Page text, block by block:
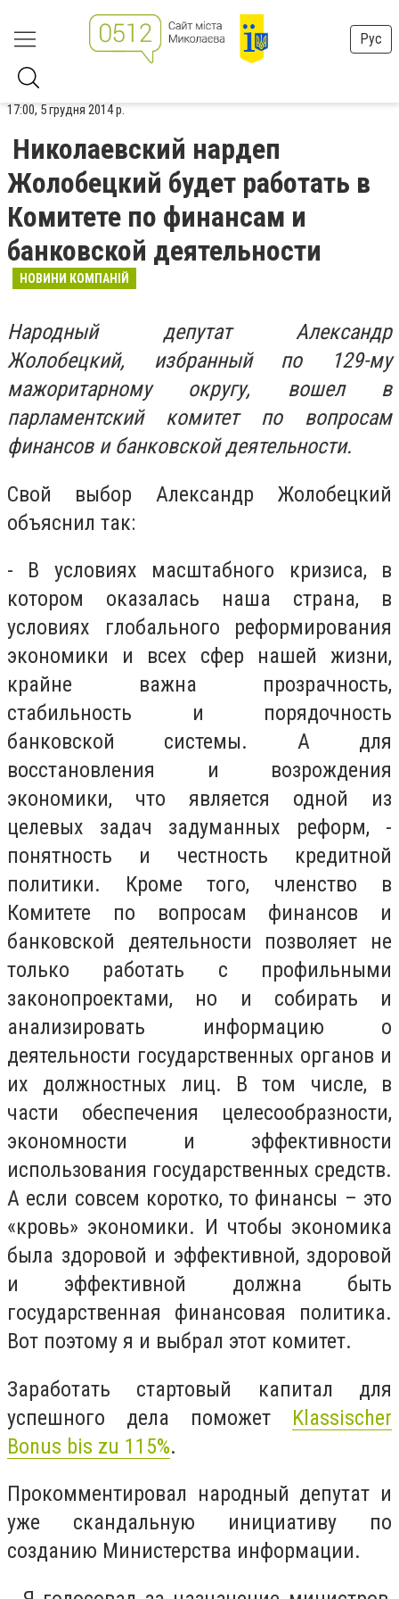
Рус
17:00, 5 грудня 2014 р.
Николаевский нардеп
Жолобецкий будет работать в
Комитете по финансам и
банковской деятельности
НОВИНИ КОМПАНІЙ
Народный депутат Александр
Жолобецкий, избранный по 129-му
мажоритарному округу, вошел в
парламентский комитет по вопросам
финансов и банковской деятельности.
Свой выбор Александр Жолобецкий
объяснил так:
- В условиях масштабного кризиса, в
котором оказалась наша страна, в
условиях глобального реформирования
экономики и всех сфер нашей жизни,
крайне важна прозрачность,
стабильность и порядочность
банковской системы. А для
восстановления и возрождения
экономики, что является одной из
целевых задач задуманных реформ, -
понятность и честность кредитной
политики. Кроме того, членство в
Комитете по вопросам финансов и
банковской деятельности позволяет не
только работать с профильными
законопроектами, но и собирать и
анализировать информацию о
деятельности государственных органов и
их должностных лиц. В том числе, в
части обеспечения целесообразности,
экономности и эффективности
использования государственных средств.
А если совсем коротко, то финансы – это
«кровь» экономики. И чтобы экономика
была здоровой и эффективной, здоровой
и эффективной должна быть
государственная финансовая политика.
Вот поэтому я и выбрал этот комитет.
Заработать стартовый капитал для
успешного дела поможет Klassischer
Bonus bis zu 115%.
Прокомментировал народный депутат и
уже скандальную инициативу по
созданию Министерства информации.